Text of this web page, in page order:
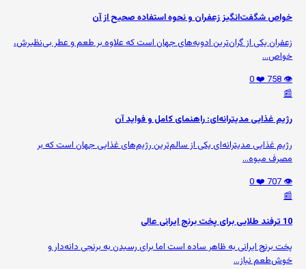
خواص شگفت‌انگیز زعفران و نحوه استفاده صحیح از آن
زعفران یکی از گران‌ترین ادویه‌های جهان است که علاوه بر طعم و عطر بی‌نظیرش،
خواص...
👁️ 758
❤️ 0
📰
رژیم غذایی مدیترانه‌ای: راهنمای کامل و فواید آن
رژیم غذایی مدیترانه‌ای یکی از سالم‌ترین رژیم‌های غذایی جهان است که بر
مصرف میوه‌...
👁️ 707
❤️ 0
📰
10 ترفند طلایی برای پخت برنج ایرانی عالی
پخت برنج ایرانی به ظاهر ساده است اما برای رسیدن به برنجی دانه‌دار و
خوش‌طعم نیاز...